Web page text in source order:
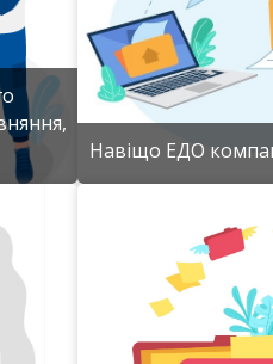
Навіщо ЕДО